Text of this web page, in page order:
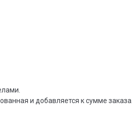
и добавляется к сумме